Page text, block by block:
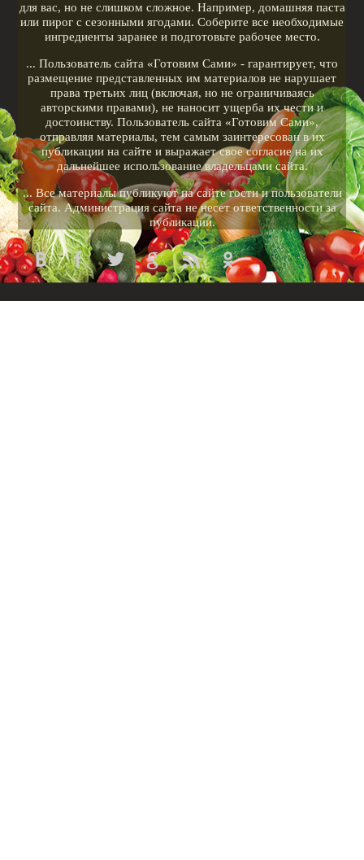
для вас, но не слишком сложное. Например, домашняя паста
или пирог с сезонными ягодами. Соберите все необходимые
ингредиенты заранее и подготовьте рабочее место.
... Пользователь сайта «Готовим Сами» - гарантирует, что
размещение представленных им материалов не нарушает
права третьих лиц (включая, но не ограничиваясь
авторскими правами), не наносит ущерба их чести и
достоинству. Пользователь сайта «Готовим Сами»,
отправляя материалы, тем самым заинтересован в их
публикации на сайте и выражает свое согласие на их
дальнейшее использование владельцами сайта.
... Все материалы публикуют на сайте гости и пользователи
сайта. Администрация сайта не несет ответственности за
публикации.